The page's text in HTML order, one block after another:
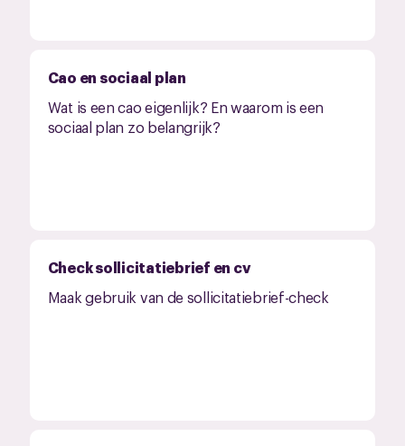
Cao en sociaal plan
Wat is een cao eigenlijk? En waarom is een
sociaal plan zo belangrijk?
Check sollicitatiebrief en cv
Maak gebruik van de sollicitatiebrief-check